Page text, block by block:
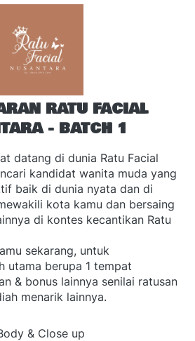
RATU FACIAL
- BATCH 1
datang di dunia Ratu Facial
kandidat wanita muda yang
baik di dunia nyata dan di
kota kamu dan bersaing
di kontes kecantikan Ratu
sekarang, untuk
utama berupa 1 tempat
& bonus lainnya senilai ratusan
menarik lainnya.
& Close up